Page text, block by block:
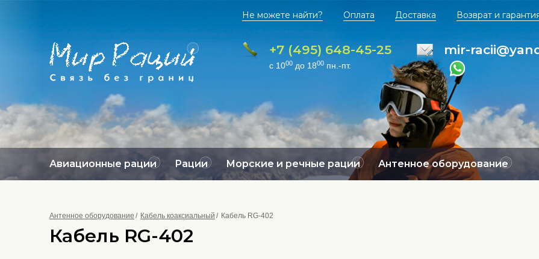
Не можете найти? Оплата Доставка Возврат и
+7 (495) 648-45-25
с 1000 до 1800 пн.-пт.
mir-
Авиационные рации Рации Морские и речные рации Антенное оборудование
Антенное оборудование Кабель коаксиальный Кабель RG-402
Кабель RG-402